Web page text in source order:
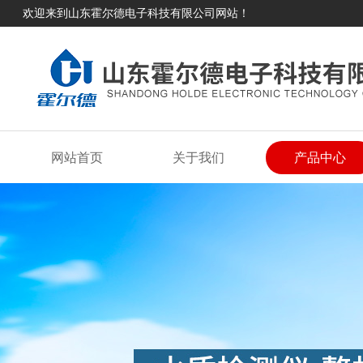
欢迎来到山东霍尔德电子科技有限公司网站！
网站首页 关于我们 产品中心